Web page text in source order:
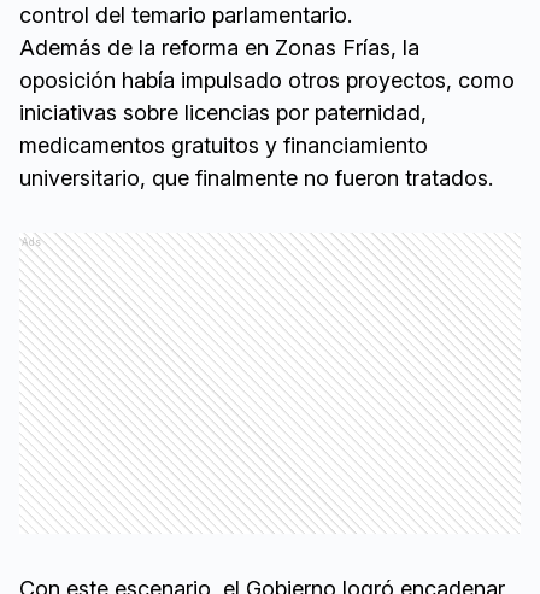
control del temario parlamentario.
Además de la reforma en Zonas Frías, la
oposición había impulsado otros proyectos, como
iniciativas sobre licencias por paternidad,
medicamentos gratuitos y financiamiento
universitario, que finalmente no fueron tratados.
Ads
Con este escenario, el Gobierno logró encadenar